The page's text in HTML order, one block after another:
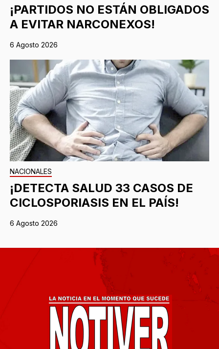
¡PARTIDOS NO ESTÁN OBLIGADOS
A EVITAR NARCONEXOS!
6 Agosto 2026
NACIONALES
¡DETECTA SALUD 33 CASOS DE
CICLOSPORIASIS EN EL PAÍS!
6 Agosto 2026